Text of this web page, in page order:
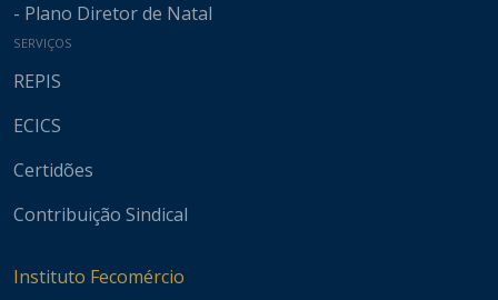
- Plano Diretor de Natal
SERVIÇOS
REPIS
ECICS
Certidões
Contribuição Sindical
Instituto Fecomércio